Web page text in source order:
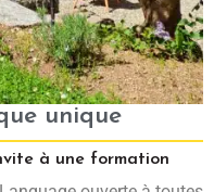
unique
à une formation